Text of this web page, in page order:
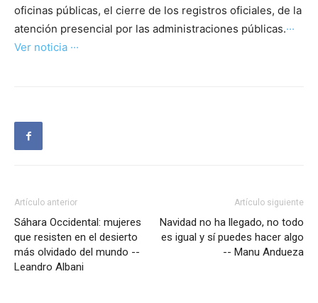
oficinas públicas, el cierre de los registros oficiales, de la
atención presencial por las administraciones públicas.···
Ver noticia ···
Artículo anterior
Sáhara Occidental: mujeres
que resisten en el desierto
más olvidado del mundo --
Leandro Albani
Artículo siguiente
Navidad no ha llegado, no todo
es igual y sí puedes hacer algo
-- Manu Andueza